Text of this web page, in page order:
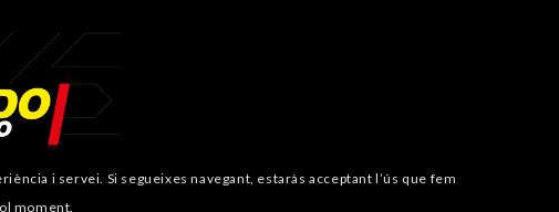
i servei. Si segueixes navegant, estaràs acceptant l’ús que fem
moment.